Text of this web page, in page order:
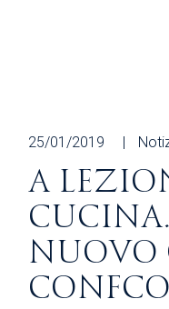
25/01/2019
A
NUOVO